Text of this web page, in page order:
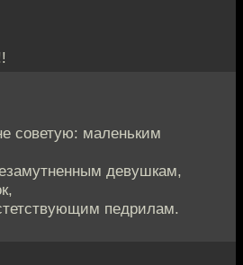
советую: маленьким
девушкам,
педрилам.